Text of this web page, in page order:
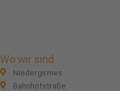
Wo wir sind
Niedergirmes
Bahnhofstraße